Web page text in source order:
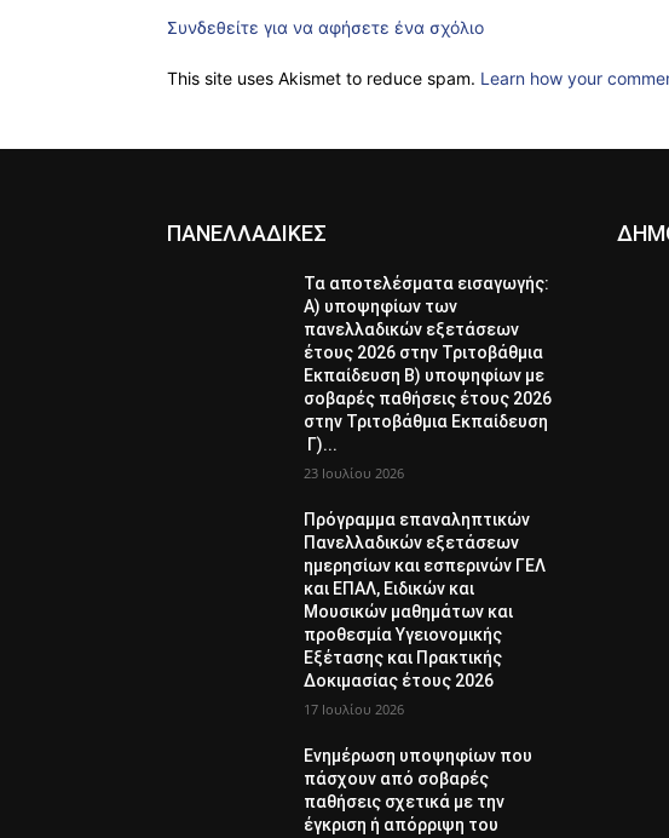
Συνδεθείτε για να αφήσετε ένα σχόλιο
This site uses Akismet to reduce spam. Learn how your
ΠΑΝΕΛΛΑΔΙΚΕΣ
Τα αποτελέσματα εισαγωγής:
Α) υποψηφίων των
πανελλαδικών εξετάσεων
έτους 2026 στην Τριτοβάθμια
Εκπαίδευση Β) υποψηφίων με
σοβαρές παθήσεις έτους 2026
στην Τριτοβάθμια Εκπαίδευση
Γ)...
23 Ιουλίου 2026
Πρόγραμμα επαναληπτικών
Πανελλαδικών εξετάσεων
ημερησίων και εσπερινών ΓΕΛ
και ΕΠΑΛ, Ειδικών και
Μουσικών μαθημάτων και
προθεσμία Υγειονομικής
Εξέτασης και Πρακτικής
Δοκιμασίας έτους 2026
17 Ιουλίου 2026
Ενημέρωση υποψηφίων που
πάσχουν από σοβαρές
παθήσεις σχετικά με την
έγκριση ή απόρριψη του